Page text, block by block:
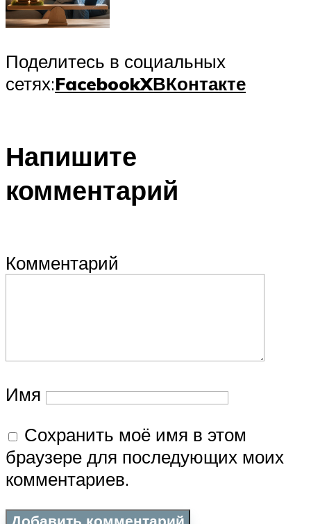
Поделитесь в социальных
сетях:FacebookXВКонтакте
Напишите
комментарий
Комментарий
Имя
Сохранить моё имя в этом
браузере для последующих моих
комментариев.